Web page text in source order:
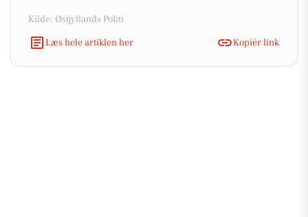
Kilde: Østjyllands Politi
Læs hele artiklen her
Kopiér link